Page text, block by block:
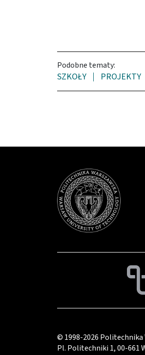
Podobne tematy:
SZKOŁY PROJEKTY
© 1998-2026 Politechnika
Pl. Politechniki 1,00-661